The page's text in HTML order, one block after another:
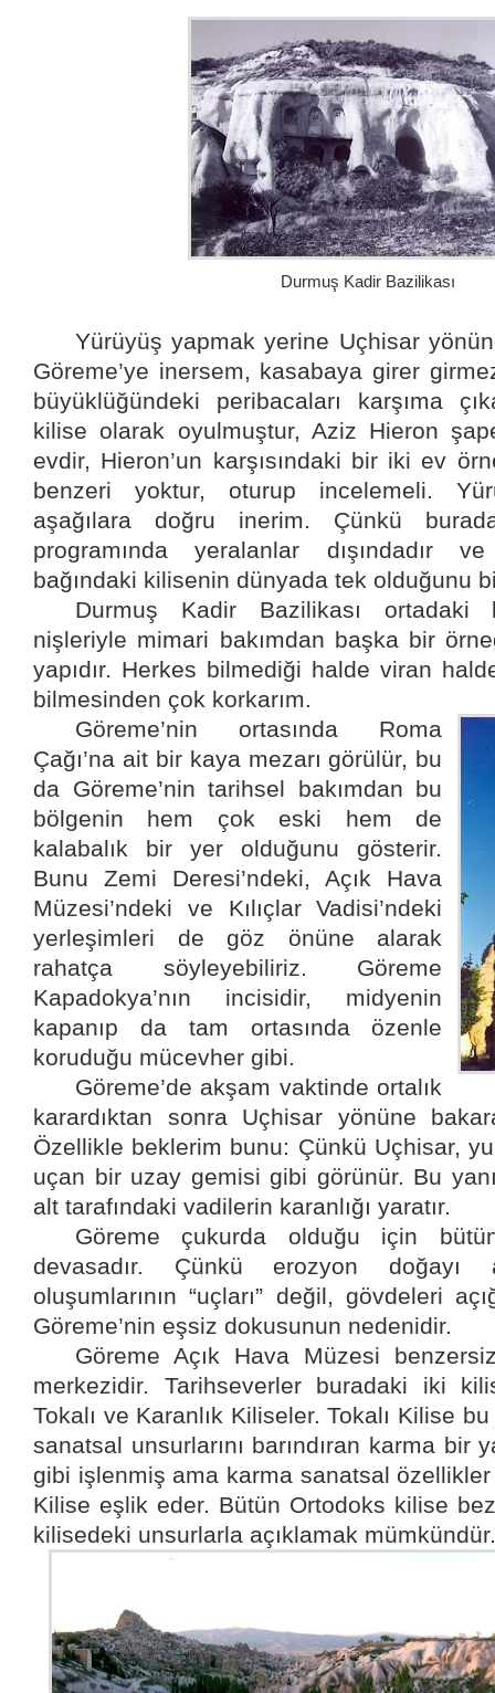
Durmuş Kadir Bazilikası
Yürüyüş yapmak yerine Uçhisar
Göreme’ye inersem, kasabaya girer
büyüklüğündeki peribacaları karşıma
kilise olarak oyulmuştur, Aziz Hieron
evdir, Hieron’un karşısındaki bir iki ev
benzeri yoktur, oturup incelemeli.
aşağılara doğru inerim. Çünkü
programında yeralanlar dışındadır
bağındaki kilisenin dünyada tek olduğunu
Durmuş Kadir Bazilikası ortadaki
nişleriyle mimari bakımdan başka bir
yapıdır. Herkes bilmediği halde viran
bilmesinden çok korkarım.
Göreme’nin ortasında Roma
Çağı’na ait bir kaya mezarı görülür, bu
da Göreme’nin tarihsel bakımdan bu
bölgenin hem çok eski hem de
kalabalık bir yer olduğunu gösterir.
Bunu Zemi Deresi’ndeki, Açık Hava
Müzesi’ndeki ve Kılıçlar Vadisi’ndeki
yerleşimleri de göz önüne alarak
rahatça söyleyebiliriz. Göreme
Kapadokya’nın incisidir, midyenin
kapanıp da tam ortasında özenle
koruduğu mücevher gibi.
Göreme’de akşam vaktinde ortalık
karardıktan sonra Uçhisar yönüne
Özellikle beklerim bunu: Çünkü Uçhisar,
uçan bir uzay gemisi gibi görünür. Bu
alt tarafındaki vadilerin karanlığı yaratır.
Göreme çukurda olduğu için
devasadır. Çünkü erozyon doğayı
oluşumlarının “uçları” değil, gövdeleri
Göreme’nin eşsiz dokusunun nedenidir.
Göreme Açık Hava Müzesi
merkezidir. Tarihseverler buradaki iki
Tokalı ve Karanlık Kiliseler. Tokalı Kilise
sanatsal unsurlarını barındıran karma bir
gibi işlenmiş ama karma sanatsal özellikler
Kilise eşlik eder. Bütün Ortodoks kilise
kilisedeki unsurlarla açıklamak mümkündür.